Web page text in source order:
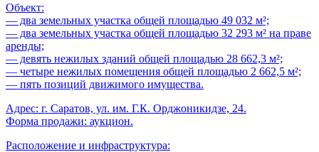
Объект:
— два земельных участка общей площадью 49 032 м²;
— два земельных участка общей площадью 32 293 м² на праве
аренды;
— девять нежилых зданий общей площадью 28 662,3 м²;
— четыре нежилых помещения общей площадью 2 662,5 м²;
— пять позиций движимого имущества.
Адрес: г. Саратов, ул. им. Г.К. Орджоникидзе, 24.
Форма продажи: аукцион.
Расположение и инфраструктура: